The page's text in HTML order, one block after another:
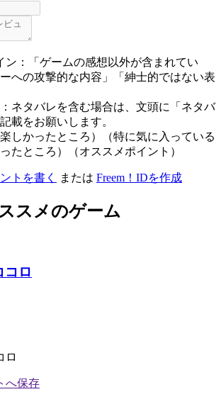
ン：「ゲームの感想以外が含まれてい
への攻撃的な内容」「紳士的ではない表
ネタバレを含む場合は、文頭に「ネタバ
載をお願いします。
しかったところ）（特に気に入っている
たところ）（オススメポイント）
トを書く または Freem！IDを作成
スメのゲーム
コロ
ロ